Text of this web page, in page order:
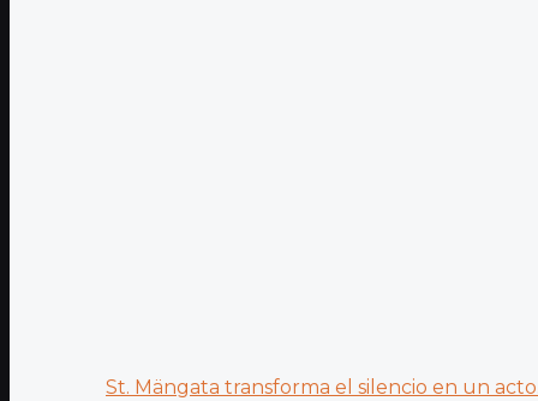
St. Mängata transforma el silencio en un